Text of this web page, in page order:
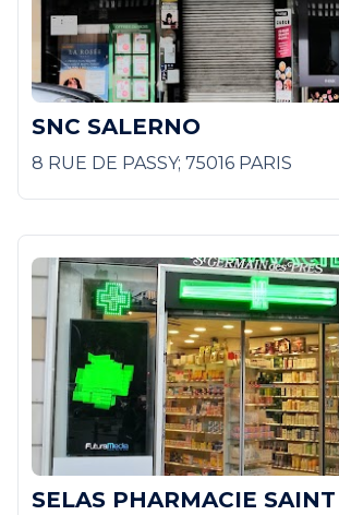
SNC SALERNO
8 RUE DE PASSY; 75016 PARIS
SELAS PHARMACIE